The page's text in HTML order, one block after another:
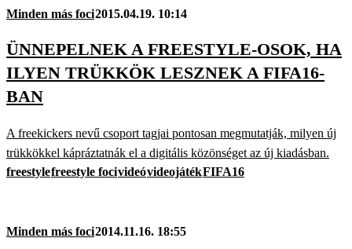
Minden más foci2015.04.19. 10:14
ÜNNEPELNEK A FREESTYLE-OSOK, HA
ILYEN TRÜKKÖK LESZNEK A FIFA16-
BAN
A freekickers nevű csoport tagjai pontosan megmutatják, milyen új
trükkökkel kápráztatnák el a digitális közönséget az új kiadásban.
freestylefreestyle focivideóvideojátékFIFA16
Minden más foci2014.11.16. 18:55